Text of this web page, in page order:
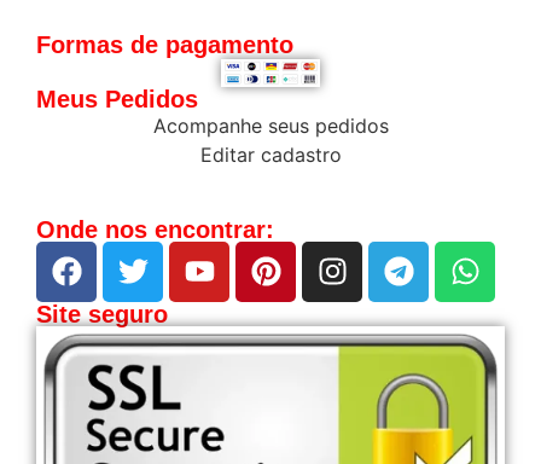
Formas de pagamento
Meus Pedidos
Acompanhe seus pedidos
Editar cadastro
Onde nos encontrar:
Site seguro